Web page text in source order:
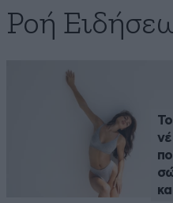
Ροή